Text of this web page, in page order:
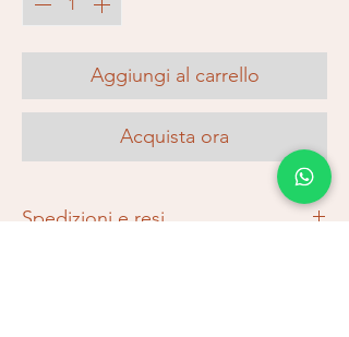
Aggiungi al carrello
Acquista ora
Spedizioni e resi